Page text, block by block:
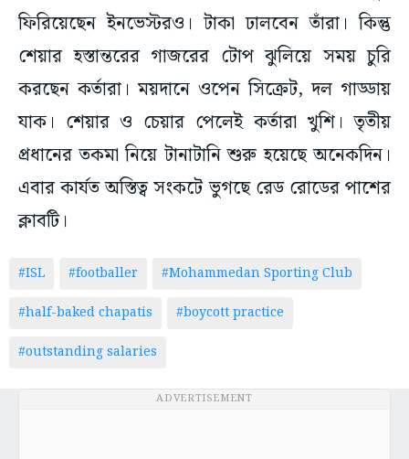
ফিরিয়েছেন ইনভেস্টরও। টাকা ঢালবেন তাঁরা। কিন্তু
শেয়ার হস্তান্তরের গাজরের টোপ ঝুলিয়ে সময় চুরি
করছেন কর্তারা। ময়দানে ওপেন সিক্রেট, দল গাড্ডায়
যাক। শেয়ার ও চেয়ার পেলেই কর্তারা খুশি। তৃতীয়
প্রধানের তকমা নিয়ে টানাটানি শুরু হয়েছে অনেকদিন।
এবার কার্যত অস্তিত্ব সংকটে ভুগছে রেড রোডের পাশের
ক্লাবটি।
#ISL #footballer
#Mohammedan Sporting Club
#half-baked chapatis
#boycott practice
#outstanding salaries
ADVERTISEMENT